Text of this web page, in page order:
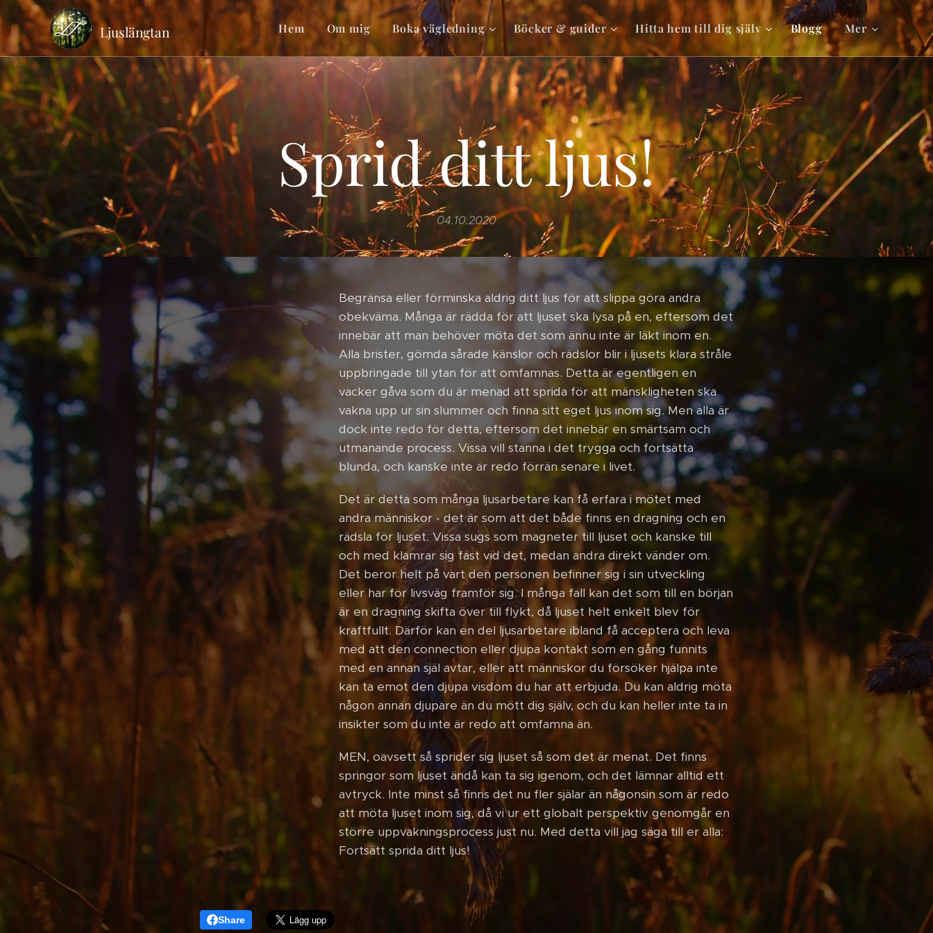
Ljuslängtan Hem Om mig Boka vägledning Böcker & guider Hitta hem till dig själv Blogg Mer
Sprid ditt ljus!
04.10.2020
Begränsa eller förminska aldrig ditt ljus för att slippa göra andra
obekväma. Många är rädda för att ljuset ska lysa på en, eftersom det
innebär att man behöver möta det som ännu inte är läkt inom en.
Alla brister, gömda sårade känslor och rädslor blir i ljusets klara stråle
uppbringade till ytan för att omfamnas. Detta är egentligen en
vacker gåva som du är menad att sprida för att mänskligheten ska
vakna upp ur sin slummer och finna sitt eget ljus inom sig. Men alla är
dock inte redo för detta, eftersom det innebär en smärtsam och
utmanande process. Vissa vill stanna i det trygga och fortsätta
blunda, och kanske inte är redo förrän senare i livet.
Det är detta som många ljusarbetare kan få erfara i mötet med
andra människor - det är som att det både finns en dragning och en
rädsla för ljuset. Vissa sugs som magneter till ljuset och kanske till
och med klamrar sig fast vid det, medan andra direkt vänder om.
Det beror helt på vart den personen befinner sig i sin utveckling
eller har för livsväg framför sig. I många fall kan det som till en början
är en dragning skifta över till flykt, då ljuset helt enkelt blev för
kraftfullt. Därför kan en del ljusarbetare ibland få acceptera och leva
med att den connection eller djupa kontakt som en gång funnits
med en annan själ avtar, eller att människor du försöker hjälpa inte
kan ta emot den djupa visdom du har att erbjuda. Du kan aldrig möta
någon annan djupare än du mött dig själv, och du kan heller inte ta in
insikter som du inte är redo att omfamna än.
MEN, oavsett så sprider sig ljuset så som det är menat. Det finns
springor som ljuset ändå kan ta sig igenom, och det lämnar alltid ett
avtryck. Inte minst så finns det nu fler själar än någonsin som är redo
att möta ljuset inom sig, då vi ur ett globalt perspektiv genomgår en
större uppvakningsprocess just nu. Med detta vill jag säga till er alla:
Fortsätt sprida ditt ljus!
Share